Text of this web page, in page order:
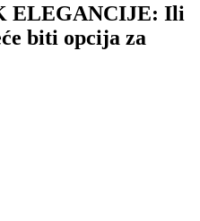
ELEGANCIJE: Ili
biti opcija za